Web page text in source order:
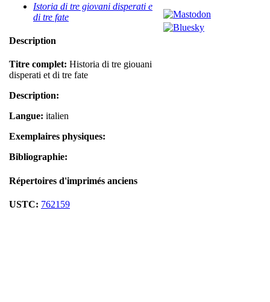
Istoria di tre giovani disperati e
di tre fate
Description
Titre complet: Historia di tre giouani
disperati et di tre fate
Description:
Langue: italien
Exemplaires physiques:
Bibliographie:
Répertoires d'imprimés anciens
USTC: 762159